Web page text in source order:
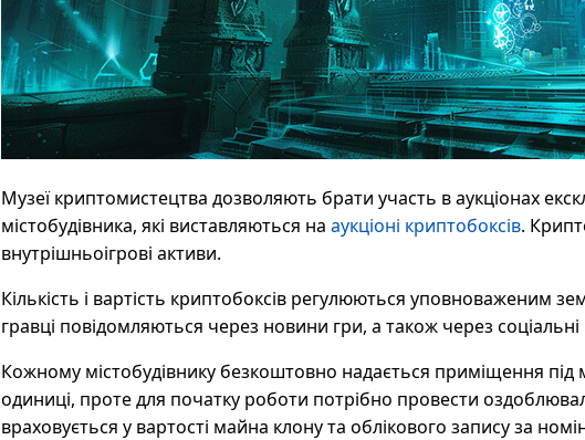
Музеї криптомистецтва дозволяють брати участь в аукціонах
містобудівника, які виставляються на аукціоні криптобоксів.
внутрішньоігрові активи.
Кількість і вартість криптобоксів регулюються уповноваженим
гравці повідомляються через новини гри, а також через
Кожному містобудівнику безкоштовно надається приміщення під
одиниці, проте для початку роботи потрібно провести
враховується у вартості майна клону та облікового запису за